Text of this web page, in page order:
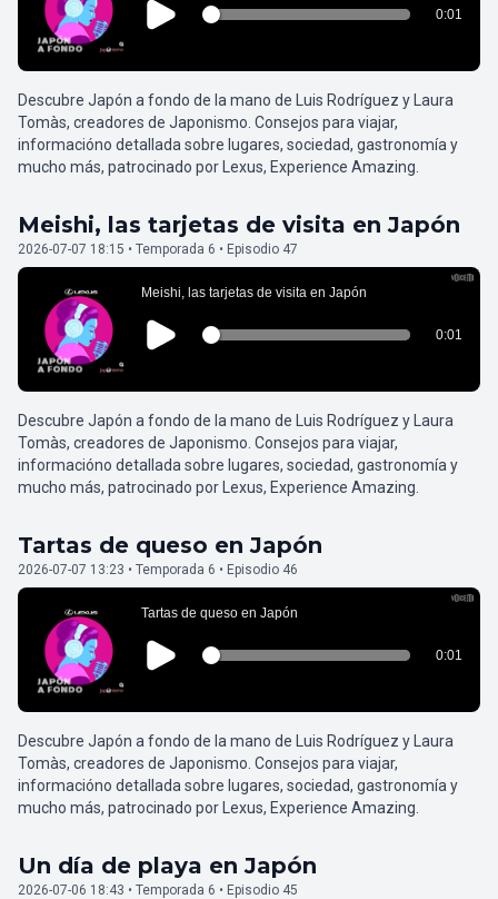
Descubre Japón a fondo de la mano de Luis Rodríguez y Laura
Tomàs, creadores de Japonismo. Consejos para viajar,
informacióno detallada sobre lugares, sociedad, gastronomía y
mucho más, patrocinado por Lexus, Experience Amazing.
Meishi, las tarjetas de visita en Japón
2026-07-07 18:15 • Temporada 6 • Episodio 47
Descubre Japón a fondo de la mano de Luis Rodríguez y Laura
Tomàs, creadores de Japonismo. Consejos para viajar,
informacióno detallada sobre lugares, sociedad, gastronomía y
mucho más, patrocinado por Lexus, Experience Amazing.
Tartas de queso en Japón
2026-07-07 13:23 • Temporada 6 • Episodio 46
Descubre Japón a fondo de la mano de Luis Rodríguez y Laura
Tomàs, creadores de Japonismo. Consejos para viajar,
informacióno detallada sobre lugares, sociedad, gastronomía y
mucho más, patrocinado por Lexus, Experience Amazing.
Un día de playa en Japón
2026-07-06 18:43 • Temporada 6 • Episodio 45